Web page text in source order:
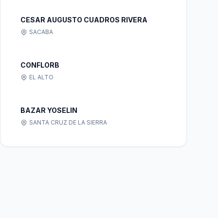
CESAR AUGUSTO CUADROS RIVERA
SACABA
CONFLORB
EL ALTO
BAZAR YOSELIN
SANTA CRUZ DE LA SIERRA